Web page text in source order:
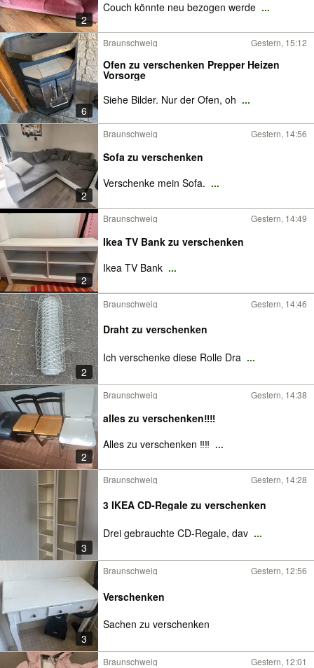
2
Couch könnte neu bezogen werde ...
6
Braunschweig Gestern, 15:12
Ofen zu verschenken Prepper Heizen
Vorsorge
Siehe Bilder. Nur der Ofen, oh ...
2
Braunschweig Gestern, 14:56
Sofa zu verschenken
Verschenke mein Sofa. ...
2
Braunschweig Gestern, 14:49
Ikea TV Bank zu verschenken
Ikea TV Bank ...
2
Braunschweig Gestern, 14:46
Draht zu verschenken
Ich verschenke diese Rolle Dra ...
2
Braunschweig Gestern, 14:38
alles zu verschenken‼️‼️
Alles zu verschenken ‼️‼️ ...
3
Braunschweig Gestern, 14:28
3 IKEA CD-Regale zu verschenken
Drei gebrauchte CD-Regale, dav ...
3
Braunschweig Gestern, 12:56
Verschenken
Sachen zu verschenken
Braunschweig Gestern, 12:01